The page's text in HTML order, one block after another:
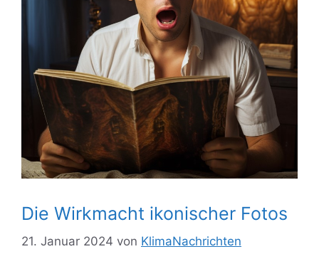
Die Wirkmacht ikonischer Fotos
21. Januar 2024 von KlimaNachrichten